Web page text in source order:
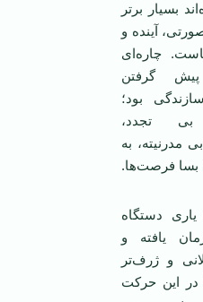
بسيار برتر
آينده و
چاره‌ای
گرفتن
بود؛
بی‌ تجدد،
مدرنيته، به
بسا فرصت‌ها.
دستگاه
يافته و
و ژرف‌تر
در اين حرکت